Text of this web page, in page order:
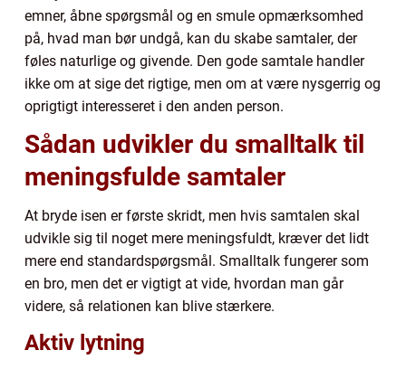
emner, åbne spørgsmål og en smule opmærksomhed
på, hvad man bør undgå, kan du skabe samtaler, der
føles naturlige og givende. Den gode samtale handler
ikke om at sige det rigtige, men om at være nysgerrig og
oprigtigt interesseret i den anden person.
Sådan udvikler du smalltalk til
meningsfulde samtaler
At bryde isen er første skridt, men hvis samtalen skal
udvikle sig til noget mere meningsfuldt, kræver det lidt
mere end standardspørgsmål. Smalltalk fungerer som
en bro, men det er vigtigt at vide, hvordan man går
videre, så relationen kan blive stærkere.
Aktiv lytning